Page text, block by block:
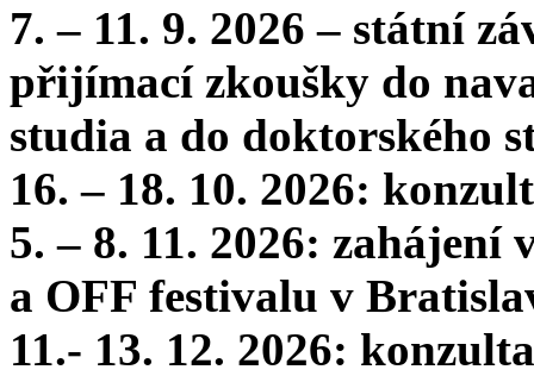
7. – 11. 9. 2026 – státní
přijímací zkoušky do
studia a do doktorského
16. – 18. 10. 2026:
5. – 8. 11. 2026:
a OFF festivalu v
11.- 13. 12. 2026: